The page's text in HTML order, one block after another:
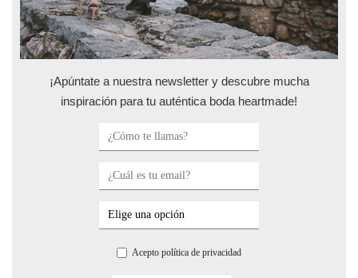
¡Apúntate a nuestra newsletter y descubre mucha
inspiración para tu auténtica boda heartmade!
Acepto política de privacidad